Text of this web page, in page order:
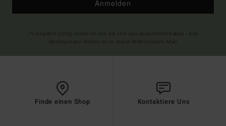
Anmelden
Finde einen Shop Kontaktiere Uns